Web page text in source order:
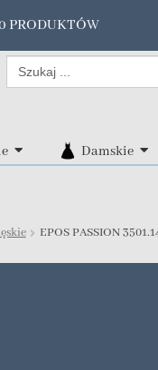
PRODUKTÓW
Search
for:
Damskie
EPOS PASSION